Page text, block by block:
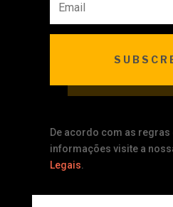
De acordo com as regras
informações visite a
Legais.